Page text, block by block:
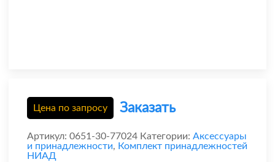
Цена по запросу Заказать
Артикул: 0651-30-77024 Категории: Аксессуары
и принадлежности, Комплект принадлежностей
НИАД